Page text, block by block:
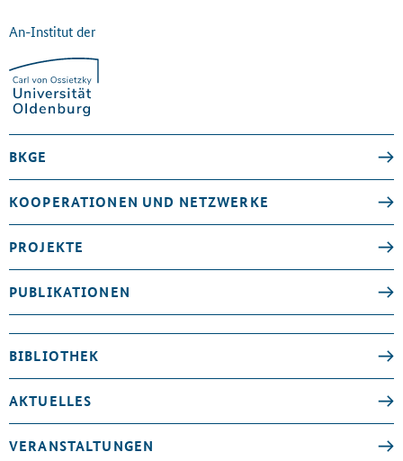
An-Institut der
BKGE
KOOPERATIONEN UND NETZWERKE
PROJEKTE
PUBLIKATIONEN
BIBLIOTHEK
AKTUELLES
VERANSTALTUNGEN